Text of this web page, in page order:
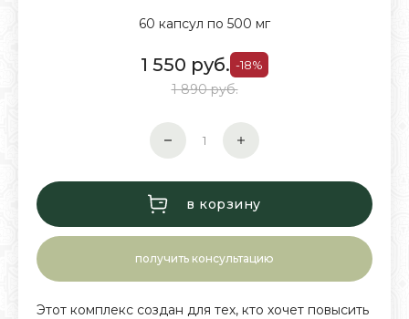
60 капсул по 500 мг
1 550 руб. -18%
1 890 руб.
в корзину
получить консультацию
Этот комплекс создан для тех, кто хочет повысить